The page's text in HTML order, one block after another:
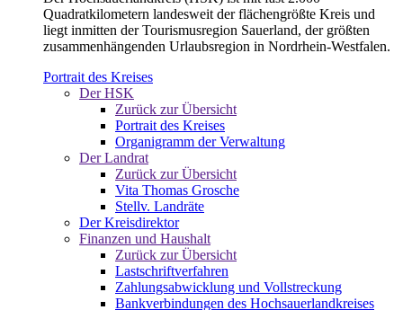
Quadratkilometern landesweit der flächengrößte Kreis und
liegt inmitten der Tourismusregion Sauerland, der größten
zusammenhängenden Urlaubsregion in Nordrhein-Westfalen.
Portrait des Kreises
Der HSK
Zurück zur Übersicht
Portrait des Kreises
Organigramm der Verwaltung
Der Landrat
Zurück zur Übersicht
Vita Thomas Grosche
Stellv. Landräte
Der Kreisdirektor
Finanzen und Haushalt
Zurück zur Übersicht
Lastschriftverfahren
Zahlungsabwicklung und Vollstreckung
Bankverbindungen des Hochsauerlandkreises